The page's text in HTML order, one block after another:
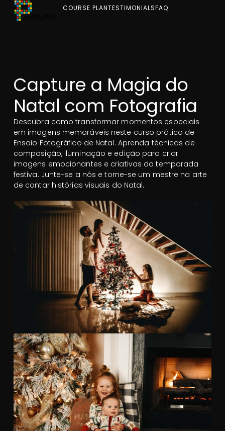
COURSE PLANTESTIMONIALSFAQ
Capture a Magia do
Natal com Fotografia
Descubra como transformar momentos especiais
em imagens memoráveis neste curso prático de
Ensaio Fotográfico de Natal. Aprenda técnicas de
composição, iluminação e edição para criar
imagens emocionantes e criativas da temporada
festiva. Junte-se a nós e torne-se um mestre na arte
de contar histórias visuais do Natal.